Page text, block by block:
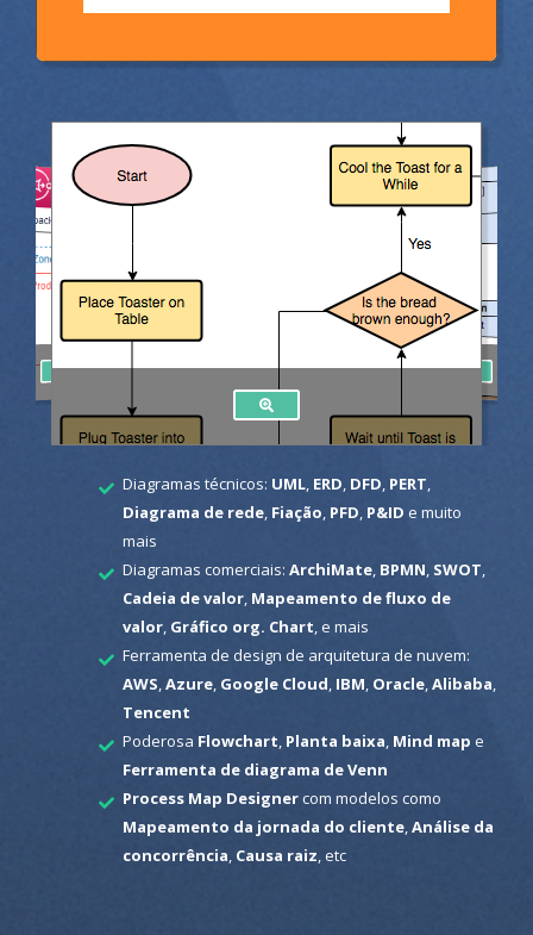
Diagramas técnicos: UML, ERD DFD PERT
Diagrama de rede, Fiação PFD P&ID e muito
mais
Diagramas comerciais: ArchiMate, BPMN SWOT
Cadeia de valor, Mapeamento de fluxo de
valor, Gráfico org. Chart , e mais
Ferramenta de design de arquitetura de nuvem:
AWS Azure, Google Cloud IBM Oracle, Alibaba
Tencent
Poderosa Flowchart Planta baixa Mind map e
Ferramenta de diagrama de Venn
Process Map Designercom modelos como
Mapeamento da jornada do cliente, Análise da
concorrência Causa raiz , etc